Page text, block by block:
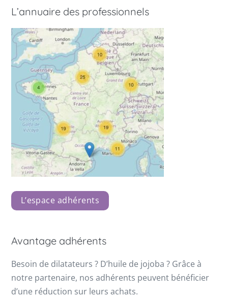
L’annuaire des professionnels
L’espace adhérents
Avantage adhérents
Besoin de dilatateurs ? D’huile de jojoba ? Grâce à
notre partenaire, nos adhérents peuvent bénéficier
d’une réduction sur leurs achats.